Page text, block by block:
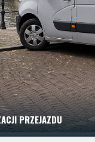
PRZEJAZDU